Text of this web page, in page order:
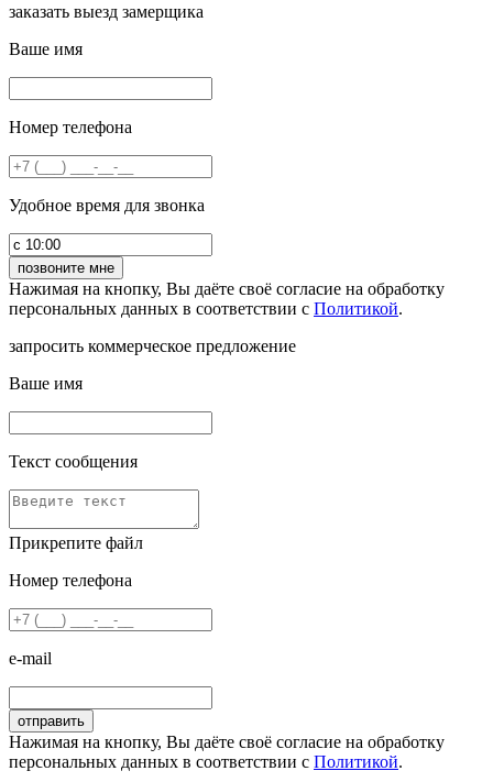
заказать выезд замерщика
Ваше имя
Номер телефона
Удобное время для звонка
Нажимая на кнопку, Вы даёте своё согласие на обработку
персональных данных в соответствии с Политикой.
запросить коммерческое предложение
Ваше имя
Текст сообщения
Прикрепите файл
Номер телефона
e-mail
Нажимая на кнопку, Вы даёте своё согласие на обработку
персональных данных в соответствии с Политикой.